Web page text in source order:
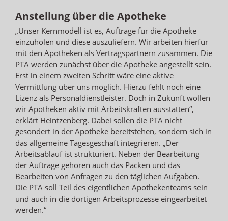
Anstellung über die Apotheke
„Unser Kernmodell ist es, Aufträge für die Apotheke
einzuholen und diese auszuliefern. Wir arbeiten hierfür
mit den Apotheken als Vertragspartnern zusammen. Die
PTA werden zunächst über die Apotheke angestellt sein.
Erst in einem zweiten Schritt wäre eine aktive
Vermittlung über uns möglich. Hierzu fehlt noch eine
Lizenz als Personaldienstleister. Doch in Zukunft wollen
wir Apotheken aktiv mit Arbeitskräften ausstatten“,
erklärt Heintzenberg. Dabei sollen die PTA nicht
gesondert in der Apotheke bereitstehen, sondern sich in
das allgemeine Tagesgeschäft integrieren. „Der
Arbeitsablauf ist strukturiert. Neben der Bearbeitung
der Aufträge gehören auch das Packen und das
Bearbeiten von Anfragen zu den täglichen Aufgaben.
Die PTA soll Teil des eigentlichen Apothekenteams sein
und auch in die dortigen Arbeitsprozesse eingearbeitet
werden.“